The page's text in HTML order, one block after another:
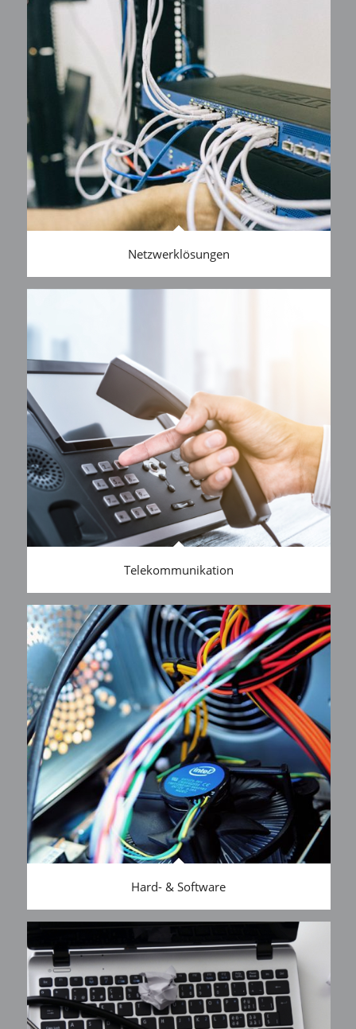
Netzwerklösungen
Telekommunikation
Hard- & Software